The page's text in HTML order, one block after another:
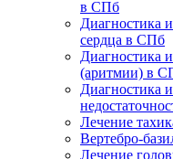
в СПб
Диагностика
сердца в СПб
Диагностика
(аритмии) в
Диагностика
Лечение
Вертебро-
Лечение